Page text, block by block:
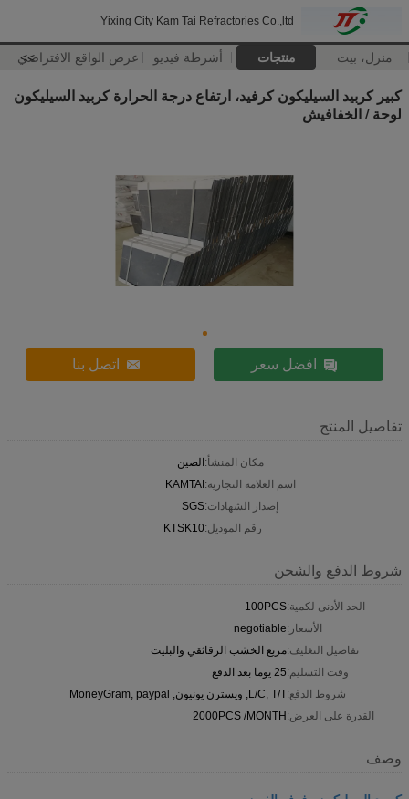
Yixing City Kam Tai Refractories Co.,ltd
منزل، بيت منتجات أشرطة فيديو عرض الواقع الافتراضي
>>
كبير كربيد السيليكون كرفيد، ارتفاع درجة الحرارة كربيد السيليكون
لوحة / الخفافيش
افضل سعر اتصل بنا
تفاصيل المنتج
مكان المنشأ:الصين
اسم العلامة التجارية:KAMTAI
إصدار الشهادات:SGS
رقم الموديل:KTSK10
شروط الدفع والشحن
الحد الأدنى لكمية:100PCS
الأسعار:negotiable
تفاصيل التغليف:مربع الخشب الرقائقي والبليت
وقت التسليم:25 يوما بعد الدفع
شروط الدفع:L/C, T/T, ويسترن يونيون, MoneyGram, paypal
القدرة على العرض:2000PCS /MONTH
وصف